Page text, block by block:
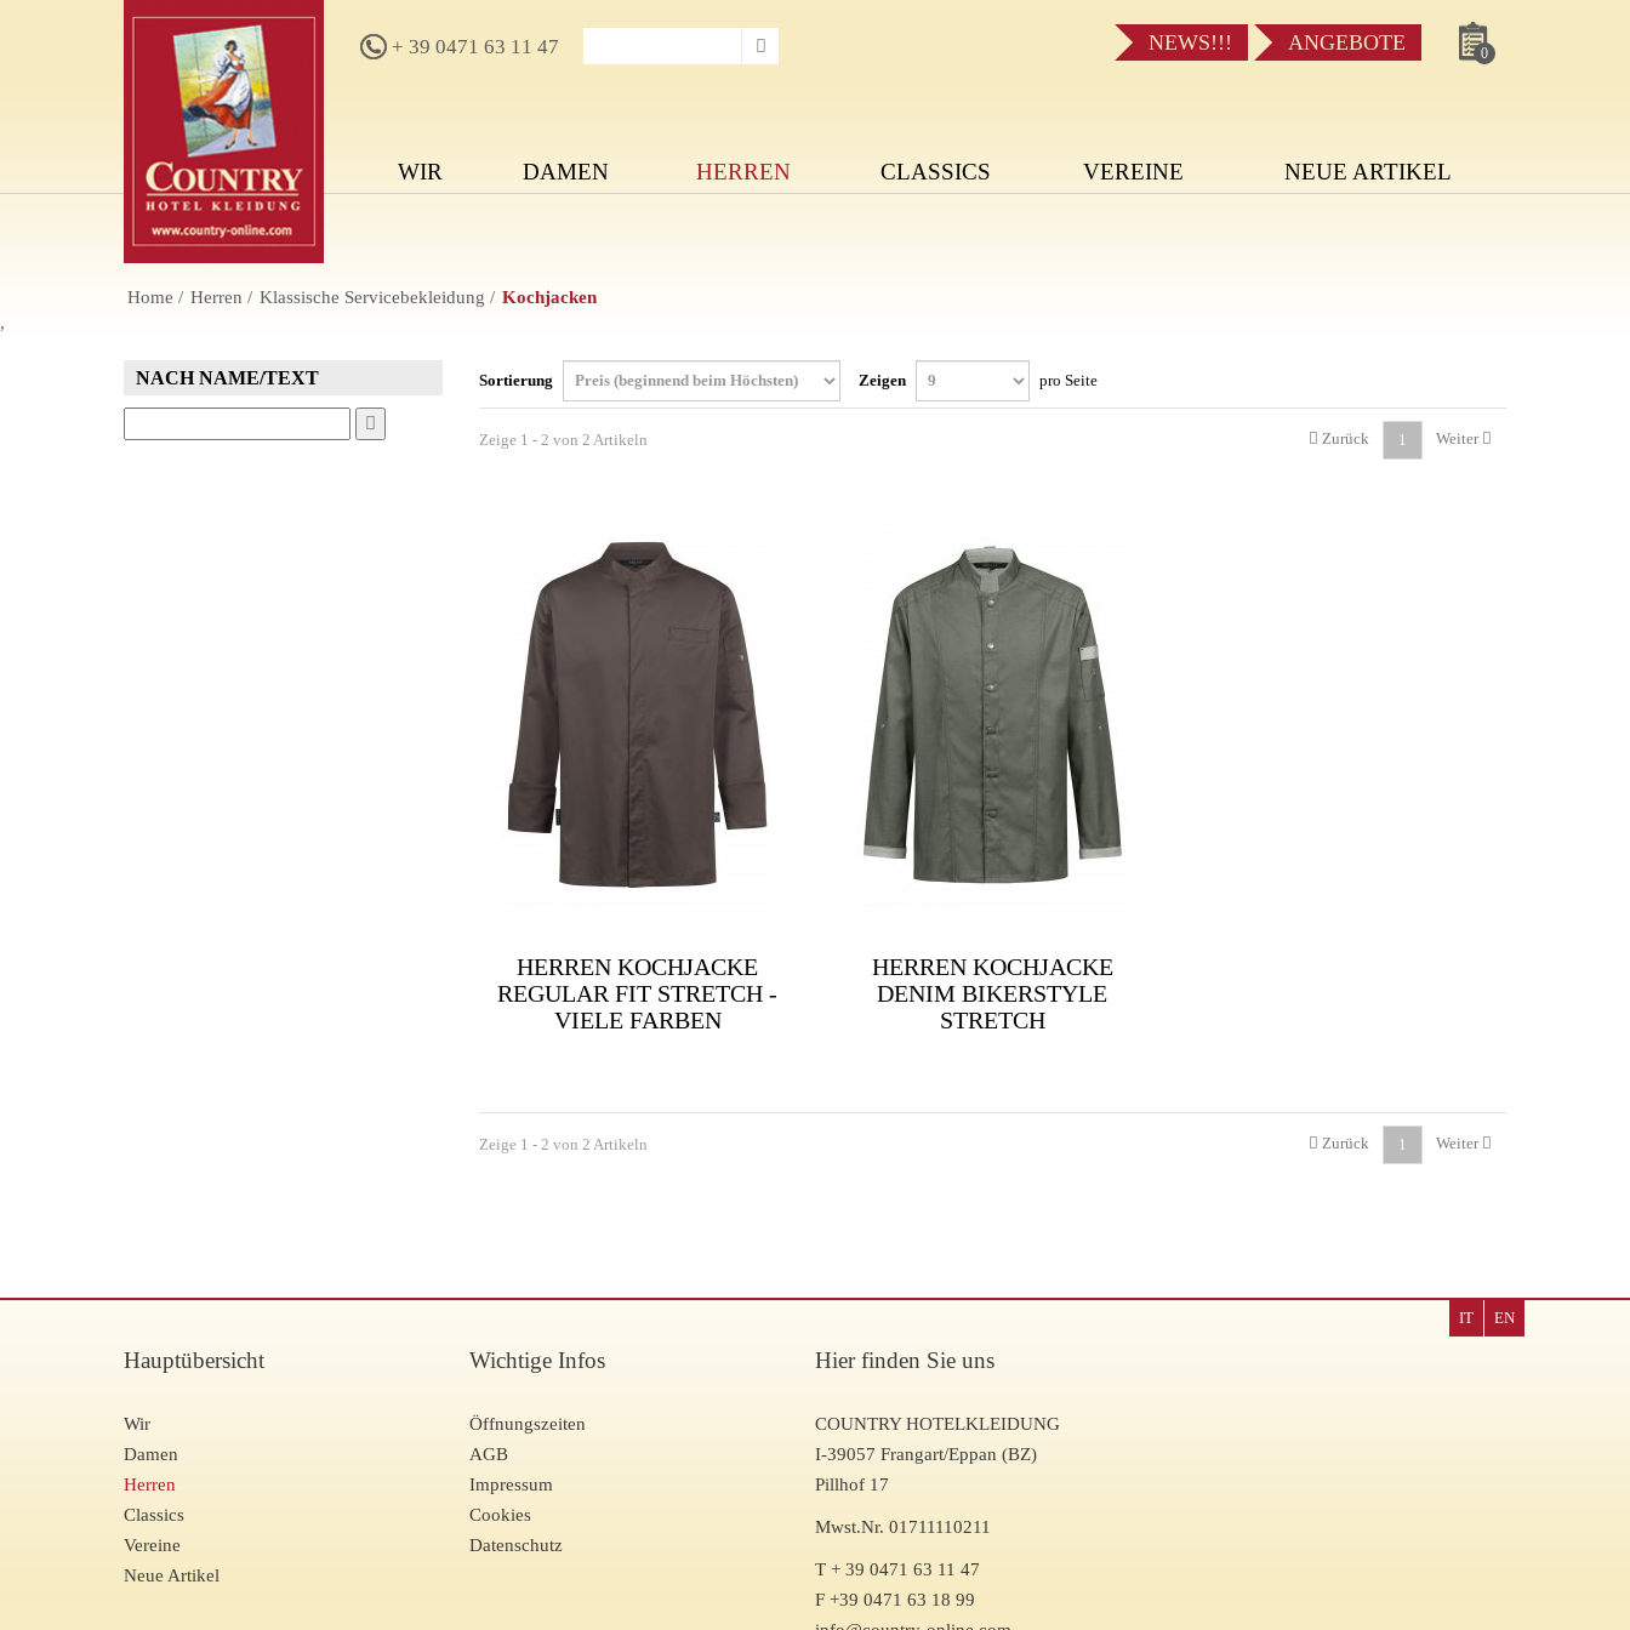
+ 39 0471 63 11 47 NEWS!!! ANGEBOTE 0
WIR DAMEN HERREN CLASSICS VEREINE NEUE ARTIKEL
Home Herren Klassische Servicebekleidung
Kochjacken
,
NACH NAME/TEXT Sortierung Zeigen pro Seite
Zeige 1 - 2 von 2 Artikeln Zurück 1 Weiter
HERREN KOCHJACKE
REGULAR FIT STRETCH -
VIELE FARBEN
HERREN KOCHJACKE
DENIM BIKERSTYLE
STRETCH
Zeige 1 - 2 von 2 Artikeln Zurück 1 Weiter
IT EN
Hauptübersicht
Wir
Damen
Herren
Classics
Vereine
Neue Artikel
Wichtige Infos
Öffnungszeiten
AGB
Impressum
Cookies
Datenschutz
Hier finden Sie uns
COUNTRY HOTELKLEIDUNG
I-39057 Frangart/Eppan (BZ)
Pillhof 17
Mwst.Nr. 01711110211
T + 39 0471 63 11 47
F +39 0471 63 18 99